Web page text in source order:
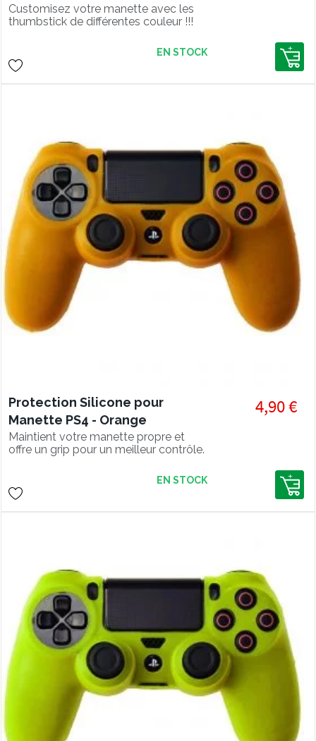
Customisez votre manette avec les
thumbstick de différentes couleur !!!
EN STOCK
Protection Silicone pour
Manette PS4 - Orange
Maintient votre manette propre et
offre un grip pour un meilleur contrôle.
4,90 €
EN STOCK